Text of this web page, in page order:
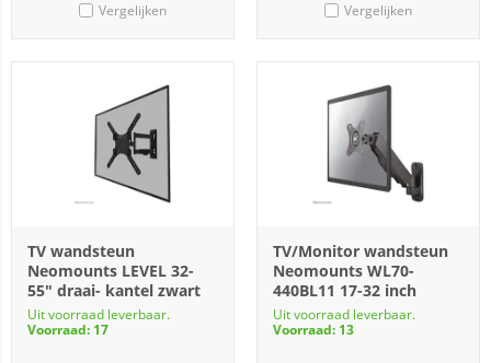
Vergelijken Vergelijken
TV wandsteun
Neomounts LEVEL 32-
55" draai- kantel zwart
Uit voorraad leverbaar.
Voorraad: 17
TV/Monitor wandsteun
Neomounts WL70-
440BL11 17-32 inch
Uit voorraad leverbaar.
Voorraad: 13